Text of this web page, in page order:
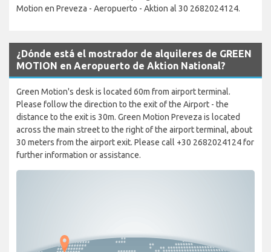
Motion en Preveza - Aeropuerto - Aktion al 30 2682024124.
¿Dónde está el mostrador de alquileres de GREEN
MOTION en Aeropuerto de Aktion National?
Green Motion's desk is located 60m from airport terminal.
Please follow the direction to the exit of the Airport - the
distance to the exit is 30m. Green Motion Preveza is located
across the main street to the right of the airport terminal, about
30 meters from the airport exit. Please call +30 2682024124 for
further information or assistance.